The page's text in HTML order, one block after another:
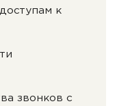
к
звонков с